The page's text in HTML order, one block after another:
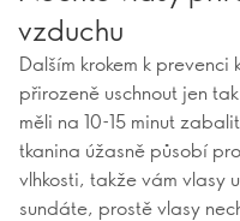
vzduchu
Dalším krokem k
přirozeně uschnout jen
měli na 10-15 minut
tkanina úžasně působí
vlhkosti, takže vám vlasy
sundáte, prostě vlasy